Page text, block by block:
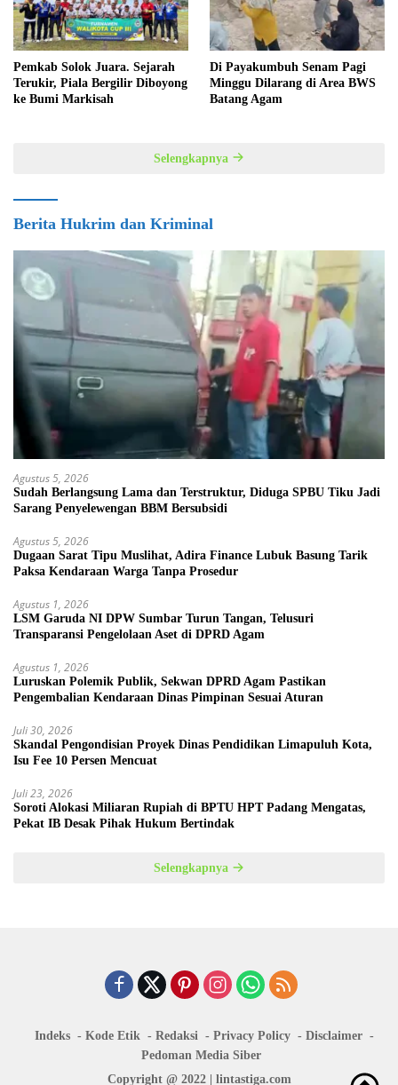
Pemkab Solok Juara. Sejarah
Terukir, Piala Bergilir Diboyong
ke Bumi Markisah
Di Payakumbuh Senam Pagi
Minggu Dilarang di Area BWS
Batang Agam
Selengkapnya
Berita Hukrim dan Kriminal
Agustus 5, 2026
Sudah Berlangsung Lama dan Terstruktur, Diduga SPBU Tiku Jadi
Sarang Penyelewengan BBM Bersubsidi
Agustus 5, 2026
Dugaan Sarat Tipu Muslihat, Adira Finance Lubuk Basung Tarik
Paksa Kendaraan Warga Tanpa Prosedur
Agustus 1, 2026
LSM Garuda NI DPW Sumbar Turun Tangan, Telusuri
Transparansi Pengelolaan Aset di DPRD Agam
Agustus 1, 2026
Luruskan Polemik Publik, Sekwan DPRD Agam Pastikan
Pengembalian Kendaraan Dinas Pimpinan Sesuai Aturan
Juli 30, 2026
Skandal Pengondisian Proyek Dinas Pendidikan Limapuluh Kota,
Isu Fee 10 Persen Mencuat
Juli 23, 2026
Soroti Alokasi Miliaran Rupiah di BPTU HPT Padang Mengatas,
Pekat IB Desak Pihak Hukum Bertindak
Selengkapnya
Indeks Kode Etik Redaksi Privacy Policy
Disclaimer
Pedoman Media Siber
Copyright @ 2022 | lintastiga.com